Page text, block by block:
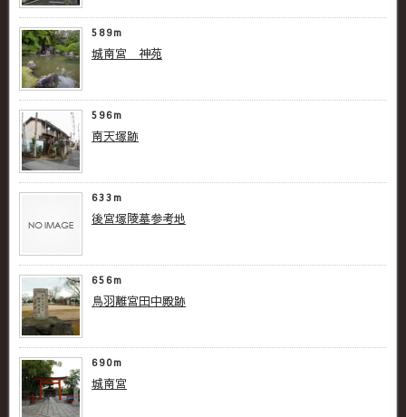
589m
城南宮 神苑
596m
南天塚跡
633m
後宮塚陵墓参考地
656m
鳥羽離宮田中殿跡
690m
城南宮